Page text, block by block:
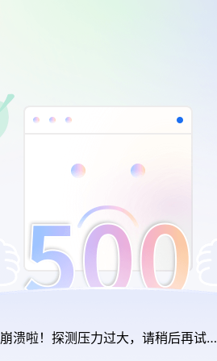
崩溃啦！探测压力过大，请稍后再试…